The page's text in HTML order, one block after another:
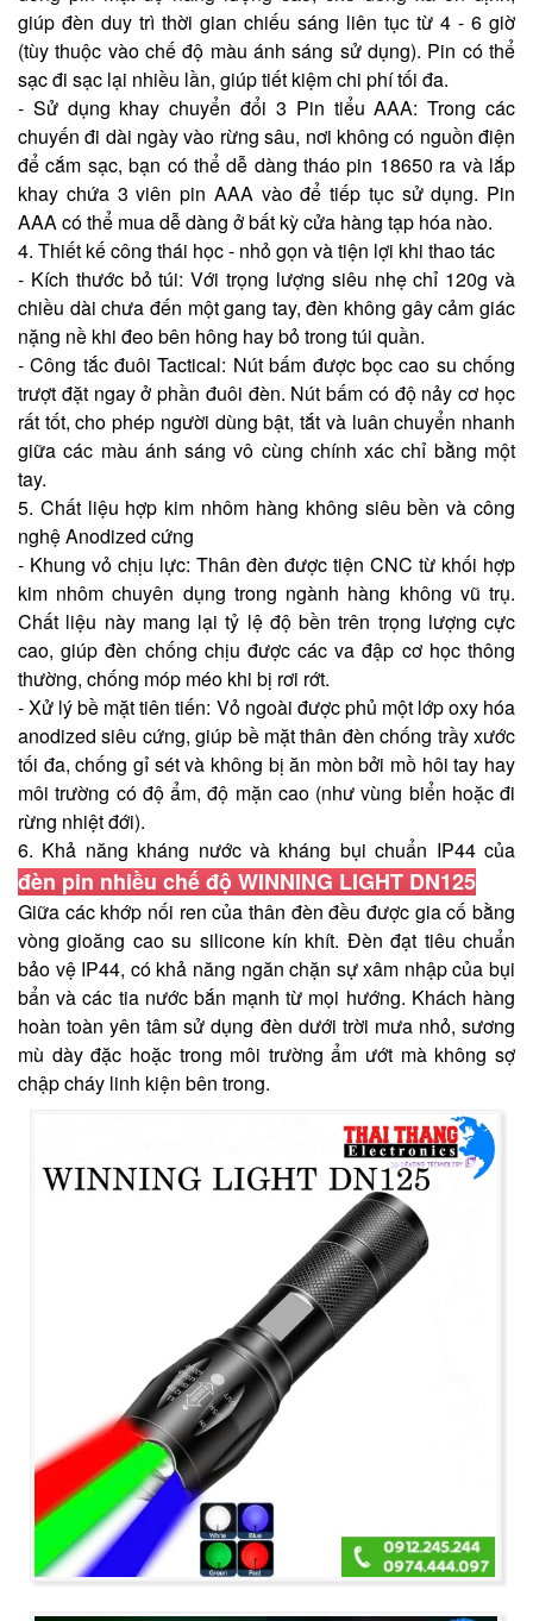
giúp đèn duy trì thời gian chiếu sáng liên tục từ 4 - 6 giờ
(tùy thuộc vào chế độ màu ánh sáng sử dụng). Pin có thể
sạc đi sạc lại nhiều lần, giúp tiết kiệm chi phí tối đa.
- Sử dụng khay chuyển đổi 3 Pin tiểu AAA: Trong các
chuyến đi dài ngày vào rừng sâu, nơi không có nguồn điện
để cắm sạc, bạn có thể dễ dàng tháo pin 18650 ra và lắp
khay chứa 3 viên pin AAA vào để tiếp tục sử dụng. Pin
AAA có thể mua dễ dàng ở bất kỳ cửa hàng tạp hóa nào.
4. Thiết kế công thái học - nhỏ gọn và tiện lợi khi thao tác
- Kích thước bỏ túi: Với trọng lượng siêu nhẹ chỉ 120g và
chiều dài chưa đến một gang tay, đèn không gây cảm giác
nặng nề khi đeo bên hông hay bỏ trong túi quần.
- Công tắc đuôi Tactical: Nút bấm được bọc cao su chống
trượt đặt ngay ở phần đuôi đèn. Nút bấm có độ nảy cơ học
rất tốt, cho phép người dùng bật, tắt và luân chuyển nhanh
giữa các màu ánh sáng vô cùng chính xác chỉ bằng một
tay.
5. Chất liệu hợp kim nhôm hàng không siêu bền và công
nghệ Anodized cứng
- Khung vỏ chịu lực: Thân đèn được tiện CNC từ khối hợp
kim nhôm chuyên dụng trong ngành hàng không vũ trụ.
Chất liệu này mang lại tỷ lệ độ bền trên trọng lượng cực
cao, giúp đèn chống chịu được các va đập cơ học thông
thường, chống móp méo khi bị rơi rớt.
- Xử lý bề mặt tiên tiến: Vỏ ngoài được phủ một lớp oxy hóa
anodized siêu cứng, giúp bề mặt thân đèn chống trầy xước
tối đa, chống gỉ sét và không bị ăn mòn bởi mồ hôi tay hay
môi trường có độ ẩm, độ mặn cao (như vùng biển hoặc đi
rừng nhiệt đới).
6. Khả năng kháng nước và kháng bụi chuẩn IP44 của
đèn pin nhiều chế độ WINNING LIGHT DN125
Giữa các khớp nối ren của thân đèn đều được gia cố bằng
vòng gioăng cao su silicone kín khít. Đèn đạt tiêu chuẩn
bảo vệ IP44, có khả năng ngăn chặn sự xâm nhập của bụi
bẩn và các tia nước bắn mạnh từ mọi hướng. Khách hàng
hoàn toàn yên tâm sử dụng đèn dưới trời mưa nhỏ, sương
mù dày đặc hoặc trong môi trường ẩm ướt mà không sợ
chập cháy linh kiện bên trong.